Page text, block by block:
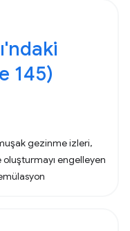
145)
gezinme izleri,
engelleyen